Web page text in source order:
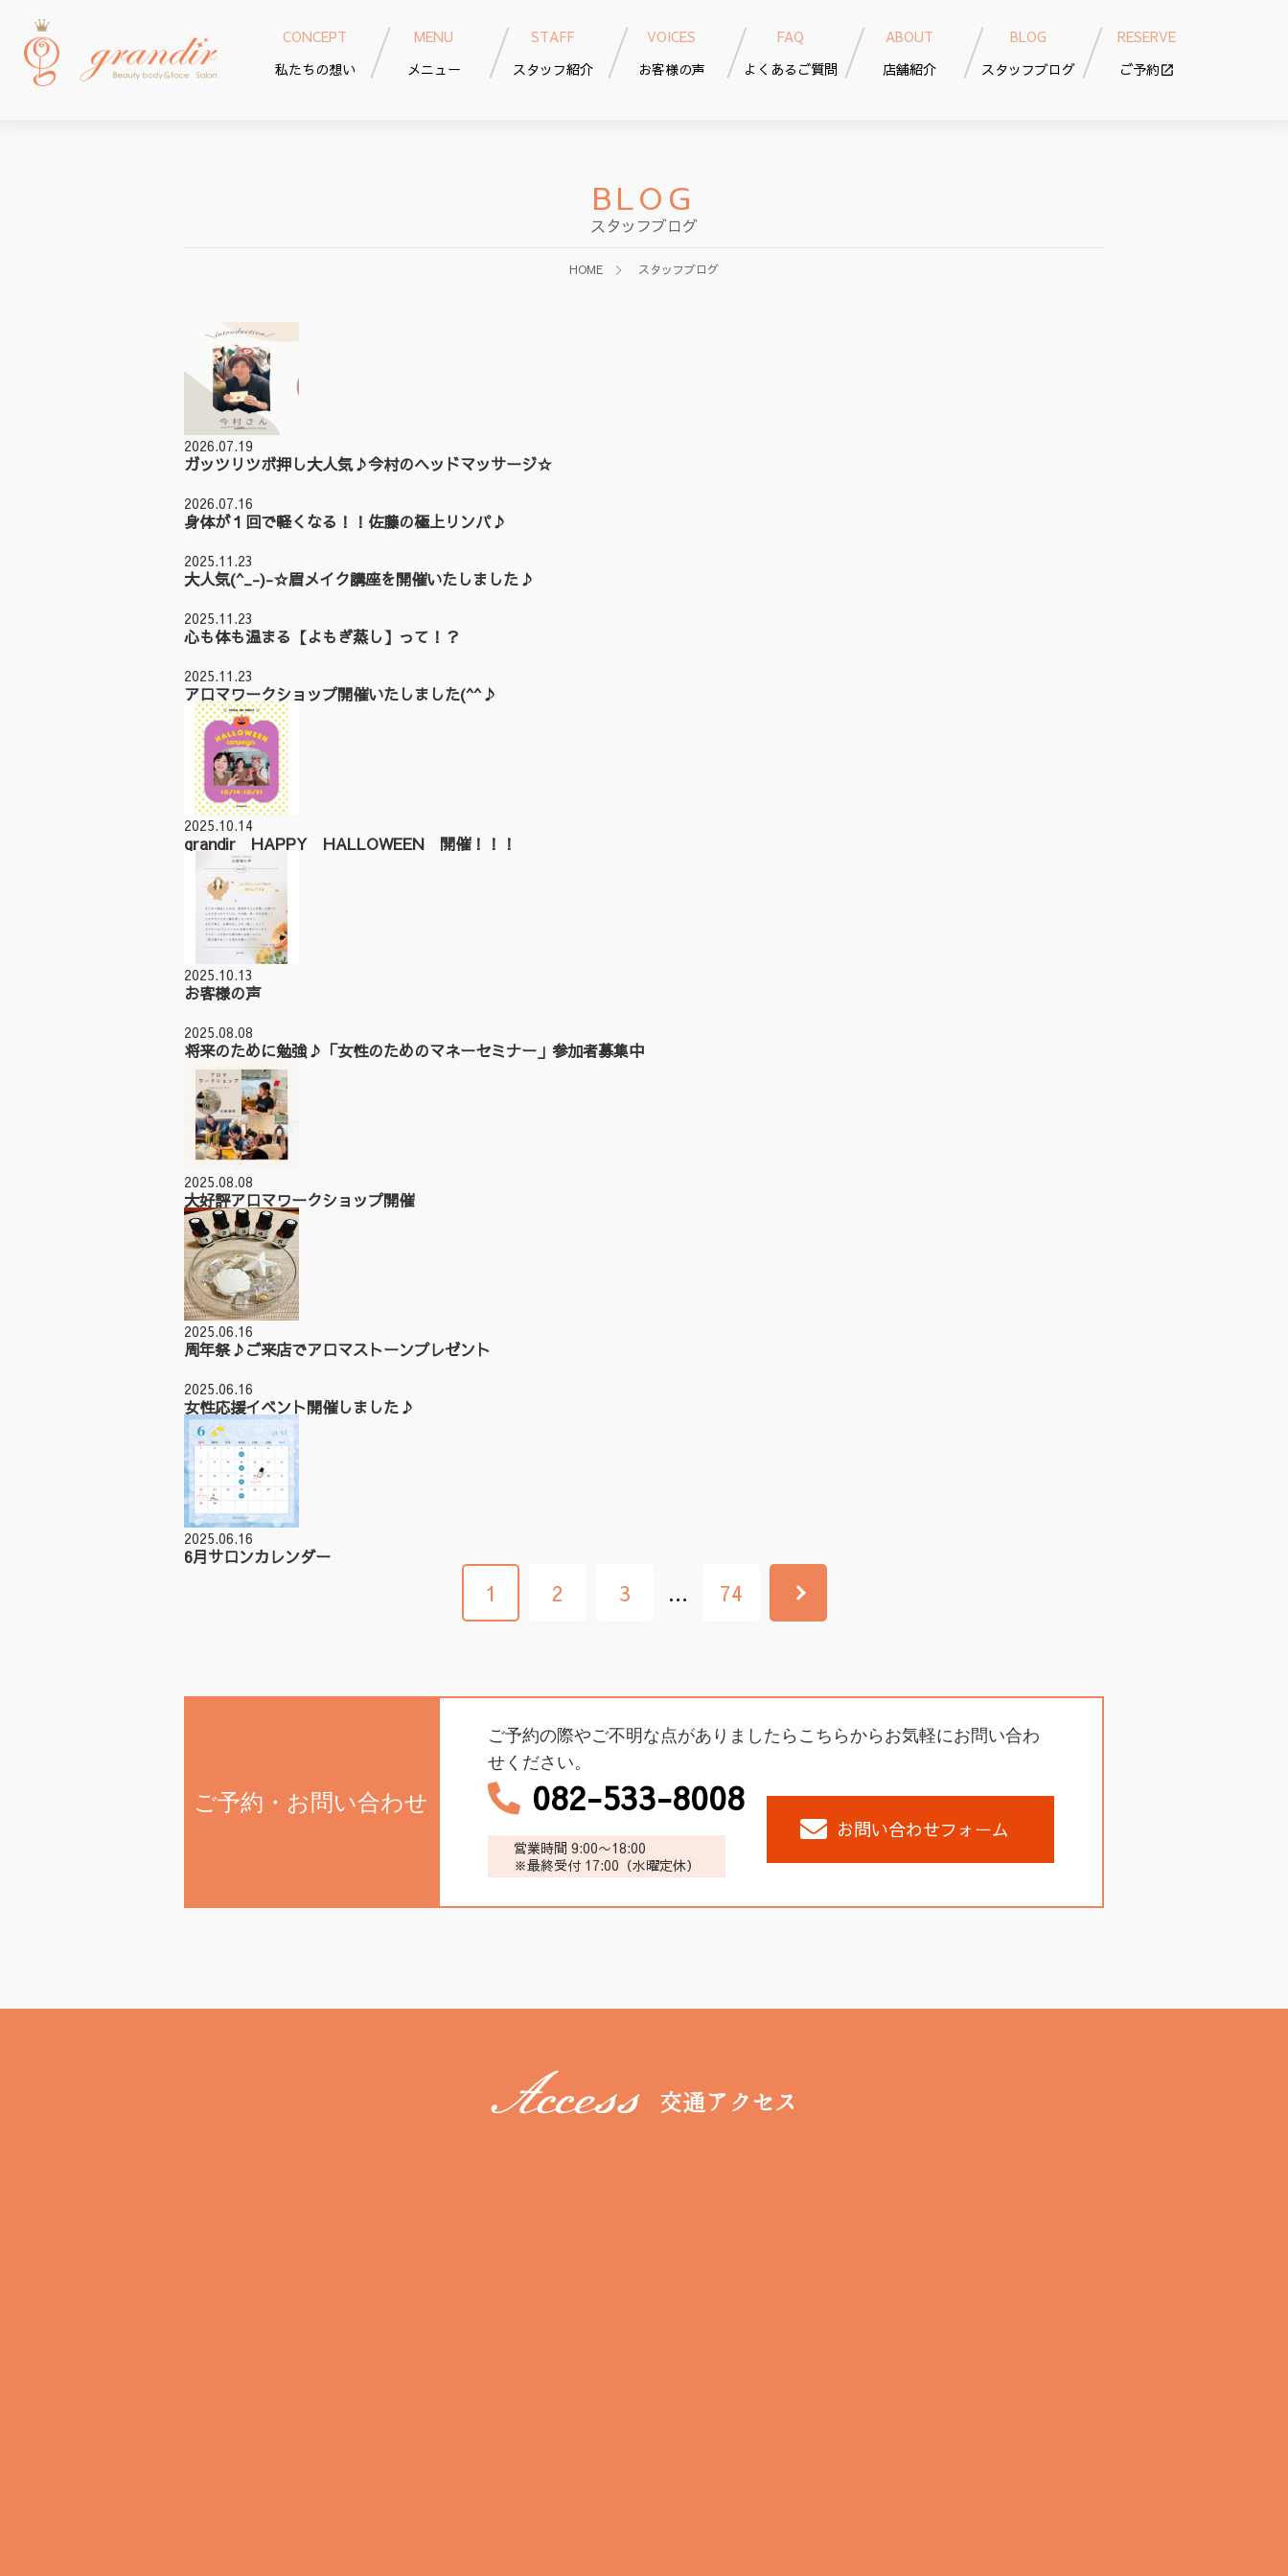
CONCEPT
私たちの想い
MENU
メニュー
STAFF
スタッフ紹介
VOICES
お客様の声
FAQ
よくあるご質問
ABOUT
店舗紹介
BLOG
スタッフブログ
RESERVE
ご予約
BLOG
スタッフブログ
HOME スタッフブログ
2026.07.19
ガッツリツボ押し大人気♪今村のヘッドマッサージ☆
2026.07.16
身体が１回で軽くなる！！佐藤の極上リンパ♪
2025.11.23
大人気(^_-)-☆眉メイク講座を開催いたしました♪
2025.11.23
心も体も温まる【よもぎ蒸し】って！？
2025.11.23
アロマワークショップ開催いたしました(^^♪
2025.10.14
grandir HAPPY HALLOWEEN 開催！！！
2025.10.13
お客様の声
2025.08.08
将来のために勉強♪「女性のためのマネーセミナー」参加者募集中
2025.08.08
大好評アロマワークショップ開催
2025.06.16
周年祭♪ご来店でアロマストーンプレゼント
2025.06.16
女性応援イベント開催しました♪
2025.06.16
6月サロンカレンダー
1 2 3 … 74
ご予約・お問い合わせ
ご予約の際やご不明な点がありましたらこちらからお気軽にお問い合わ
せください。
082-533-8008
営業時間 9:00〜18:00
※最終受付 17:00（水曜定休）
お問い合わせフォーム
交通アクセス